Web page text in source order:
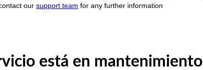
oursupport team for any further information
está en mantenimiento